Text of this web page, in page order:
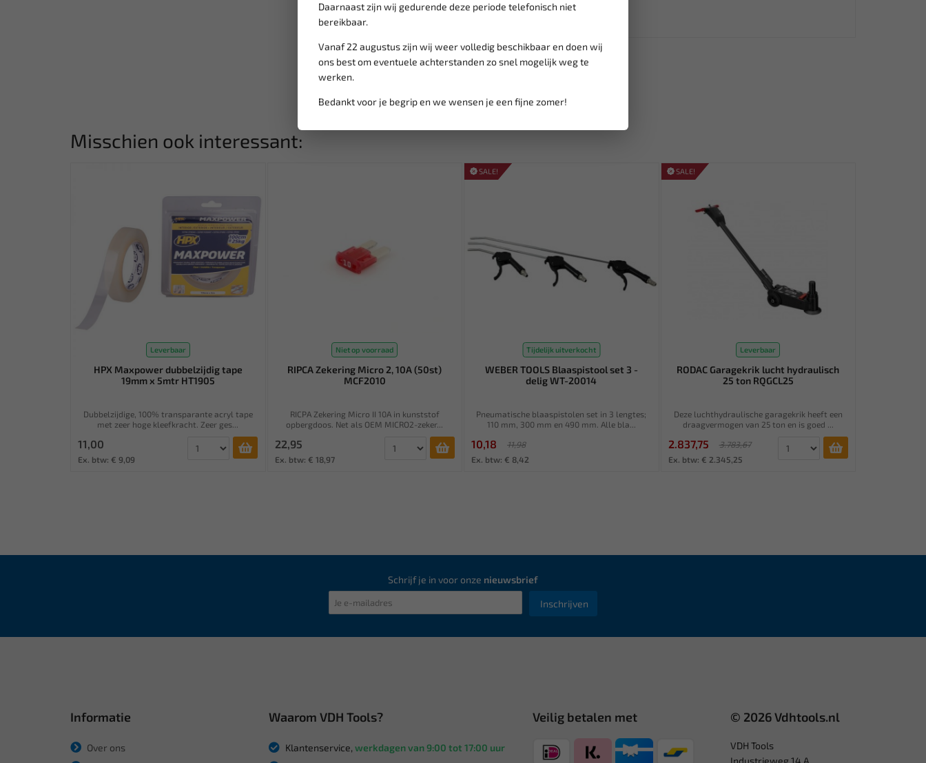
Daarnaast zijn wij gedurende deze periode telefonisch niet
bereikbaar.
Vanaf 22 augustus zijn wij weer volledig beschikbaar en doen wij
ons best om eventuele achterstanden zo snel mogelijk weg te
werken.
Bedankt voor je begrip en we wensen je een fijne zomer!
vanaf € 75gratis verzending
Misschien ook interessant:
Leverbaar
HPX Maxpower dubbelzijdig tape
19mm x 5mtr HT1905
Dubbelzijdige, 100% transparante acryl tape
met zeer hoge kleefkracht. Zeer ges...
11,00
Ex. btw: € 9,09
Niet op voorraad
RIPCA Zekering Micro 2, 10A (50st)
MCF2010
RICPA Zekering Micro II 10A in kunststof
opbergdoos. Net als OEM MICRO2-zeker...
22,95
Ex. btw: € 18,97
SALE!
Tijdelijk uitverkocht
WEBER TOOLS Blaaspistool set 3 -
delig WT-20014
Pneumatische blaaspistolen set in 3 lengtes;
110 mm, 300 mm en 490 mm. Alle bla...
10,18
11,98
Ex. btw: € 8,42
SALE!
Leverbaar
RODAC Garagekrik lucht hydraulisch
25 ton RQGCL25
Deze luchthydraulische garagekrik heeft een
draagvermogen van 25 ton en is goed ...
2.837,75
3.783,67
Ex. btw: € 2.345,25
Schrijf je in voor onze nieuwsbrief
Inschrijven
Informatie
Over ons
Waarom VDH Tools?
Klantenservice, werkdagen van 9:00 tot 17:00 uur
Veilig betalen met © 2026 Vdhtools.nl
VDH Tools
Industrieweg 14 A